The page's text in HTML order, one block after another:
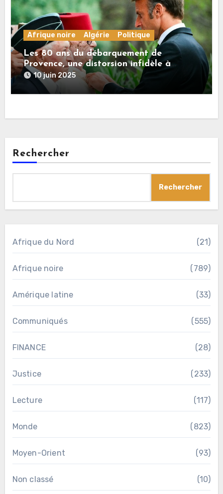
Afrique noire Algérie Politique
Les 80 ans du débarquement de
Provence, une distorsion infidèle à
l’histoire
10 juin 2025
Rechercher
Rechercher
Afrique du Nord (21)
Afrique noire (789)
Amérique latine (33)
Communiqués (555)
FINANCE (28)
Justice (233)
Lecture (117)
Monde (823)
Moyen-Orient (93)
Non classé (10)